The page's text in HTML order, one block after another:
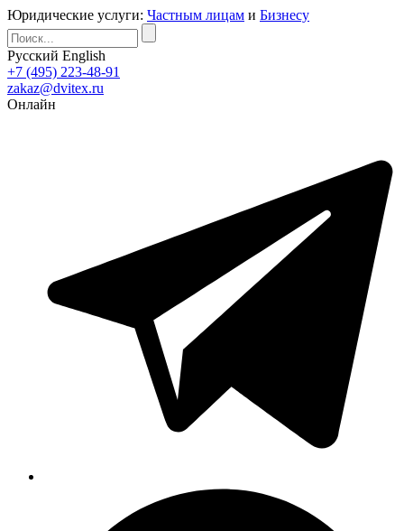
Юридические услуги: Частным лицам и Бизнесу
Русский English
+7 (495) 223-48-91
zakaz@dvitex.ru
Онлайн